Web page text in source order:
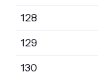
128
129
130